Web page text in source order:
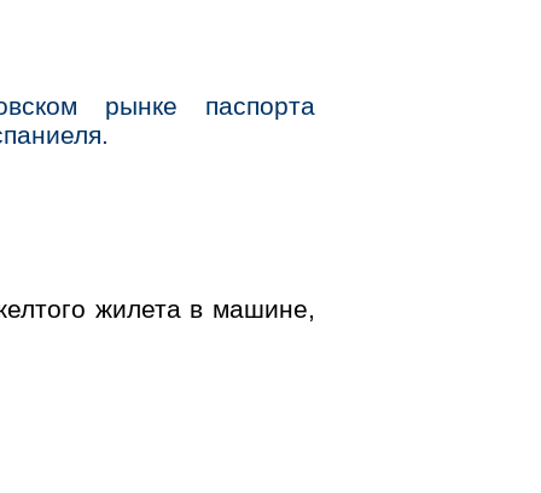
рынке паспорта
жилета в машине,